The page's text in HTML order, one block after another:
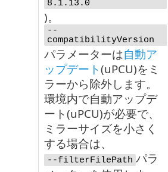
8.1.13.0
)。
--
compatibilityVersion
パラメーターは自動ア
ップデート(uPCU)をミ
ラーから除外します。
環境内で自動アップデ
ート(uPCU)が必要で、
ミラーサイズを小さく
する場合は、
--filterFilePath パラ